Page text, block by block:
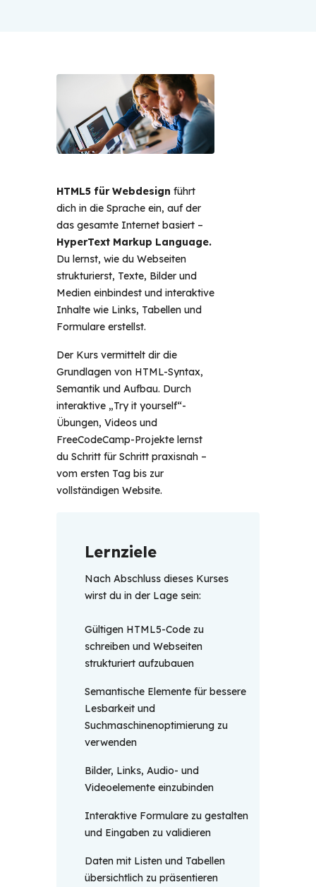
HTML5 für Webdesign führt
dich in die Sprache ein, auf der
das gesamte Internet basiert –
HyperText Markup Language.
Du lernst, wie du Webseiten
strukturierst, Texte, Bilder und
Medien einbindest und interaktive
Inhalte wie Links, Tabellen und
Formulare erstellst.
Der Kurs vermittelt dir die
Grundlagen von HTML-Syntax,
Semantik und Aufbau. Durch
interaktive „Try it yourself“-
Übungen, Videos und
FreeCodeCamp-Projekte lernst
du Schritt für Schritt praxisnah –
vom ersten Tag bis zur
vollständigen Website.
Lernziele
Nach Abschluss dieses Kurses
wirst du in der Lage sein:
Gültigen HTML5-Code zu
schreiben und Webseiten
strukturiert aufzubauen
Semantische Elemente für bessere
Lesbarkeit und
Suchmaschinenoptimierung zu
verwenden
Bilder, Links, Audio- und
Videoelemente einzubinden
Interaktive Formulare zu gestalten
und Eingaben zu validieren
Daten mit Listen und Tabellen
übersichtlich zu präsentieren